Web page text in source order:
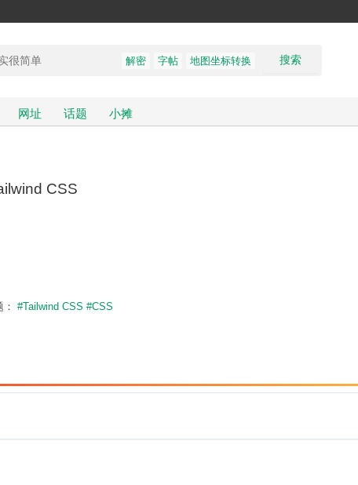
搜索
解密 字帖 地图坐标转换
网址 话题 小摊
CSS
#Tailwind CSS #CSS